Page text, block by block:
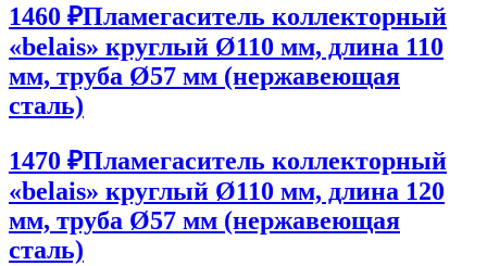
1460 ₽Пламегаситель коллекторный
«belais» круглый Ø110 мм, длина 110
мм, труба Ø57 мм (нержавеющая
сталь)
1470 ₽Пламегаситель коллекторный
«belais» круглый Ø110 мм, длина 120
мм, труба Ø57 мм (нержавеющая
сталь)